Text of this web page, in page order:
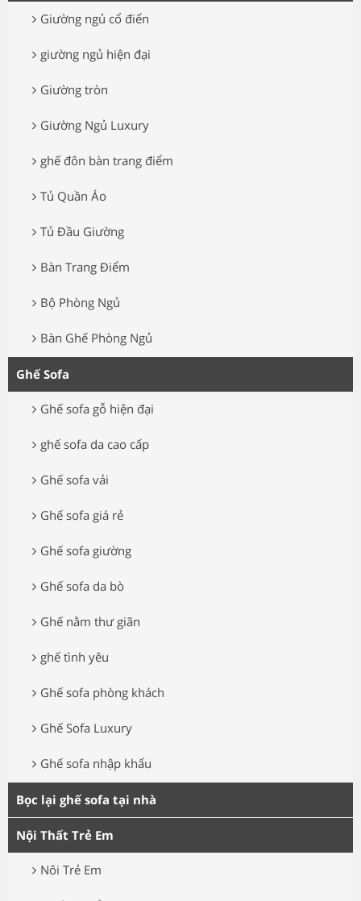
Giường ngủ cổ điển
giường ngủ hiện đại
Giường tròn
Giường Ngủ Luxury
ghế đôn bàn trang điểm
Tủ Quần Áo
Tủ Đầu Giường
Bàn Trang Điểm
Bộ Phòng Ngủ
Bàn Ghế Phòng Ngủ
Ghế Sofa
Ghế sofa gỗ hiện đại
ghế sofa da cao cấp
Ghế sofa vải
Ghế sofa giá rẻ
Ghế sofa giường
Ghế sofa da bò
Ghế nằm thư giãn
ghế tình yêu
Ghế sofa phòng khách
Ghế Sofa Luxury
Ghế sofa nhập khẩu
Bọc lại ghế sofa tại nhà
Nội Thất Trẻ Em
Nôi Trẻ Em